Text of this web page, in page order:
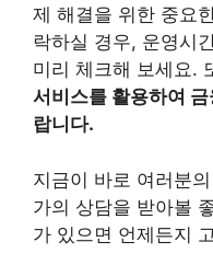
제 해결을 위한 중요
락하실 경우, 운영시
미리 체크해 보세요.
서비스를 활용하여
랍니다.
지금이 바로 여러분
가의 상담을 받아볼
가 있으면 언제든지